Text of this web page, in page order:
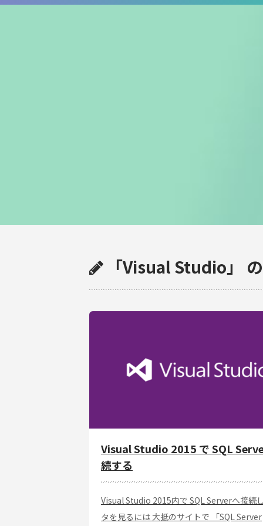
「Visual Studio」
Visual Studio 2015 で SQL
続する
Visual Studio 2015内で SQL Serverへ接続
タを見るには 大抵のサイトで 「SQL Server